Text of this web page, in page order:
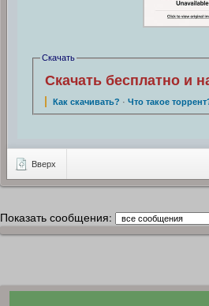
Скачать
Скачать бесплатно и
Как скачивать? ·Что такое
Вверх
Показать сообщения: